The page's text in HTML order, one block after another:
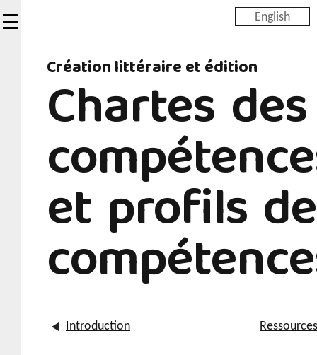
to
English
Création littéraire et édition
Chartes des
et profils de
Introduction